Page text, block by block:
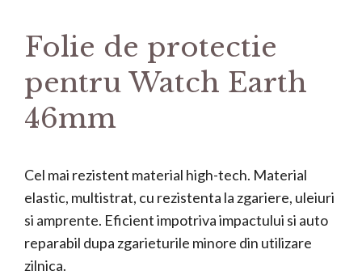
Folie de protectie
pentru Watch Earth
46mm
Cel mai rezistent material high-tech. Material
elastic, multistrat, cu rezistenta la zgariere, uleiuri
si amprente. Eficient impotriva impactului si auto
reparabil dupa zgarieturile minore din utilizare
zilnica.